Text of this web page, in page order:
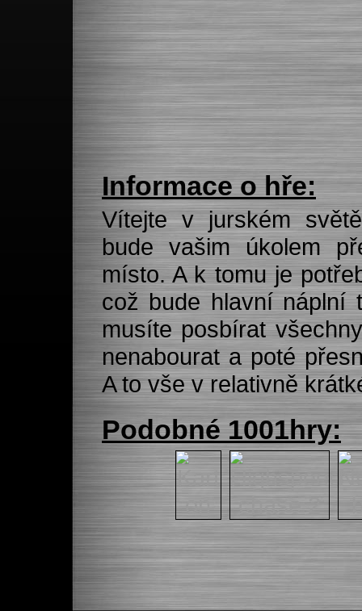
Informace o hře:
Vítejte v jurském
bude vašim úkolem
místo. A k tomu je
což bude hlavní náplní
musíte posbírat
nenabourat a poté
A to vše v relativně
Podobné 1001hry: